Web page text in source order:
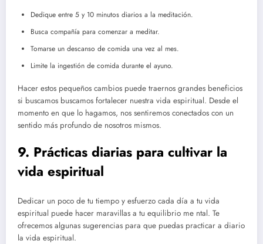
Dedique entre 5 y 10 minutos diarios a la meditación.
Busca compañía para comenzar a meditar.
Tomarse un descanso de comida una vez al mes.
Limite la ingestión de comida durante el ayuno.
Hacer estos pequeños cambios puede traernos grandes beneficios
si buscamos buscamos fortalecer nuestra vida espiritual. Desde el
momento en que lo hagamos, nos sentiremos conectados con un
sentido más profundo de nosotros mismos.
9. Prácticas diarias para cultivar la
vida espiritual
Dedicar un poco de tu tiempo y esfuerzo cada día a tu vida
espiritual puede hacer maravillas a tu equilibrio me ntal. Te
ofrecemos algunas sugerencias para que puedas practicar a diario
la vida espiritual.